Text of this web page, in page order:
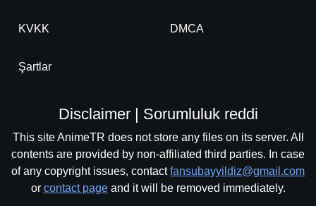
KVKK DMCA
Şartlar
Disclaimer | Sorumluluk reddi
This site AnimeTR does not store any files on its server. All
contents are provided by non-affiliated third parties. In case
of any copyright issues, contactfansubayyildiz@gmail.com
or contact pageand it will be removed immediately.